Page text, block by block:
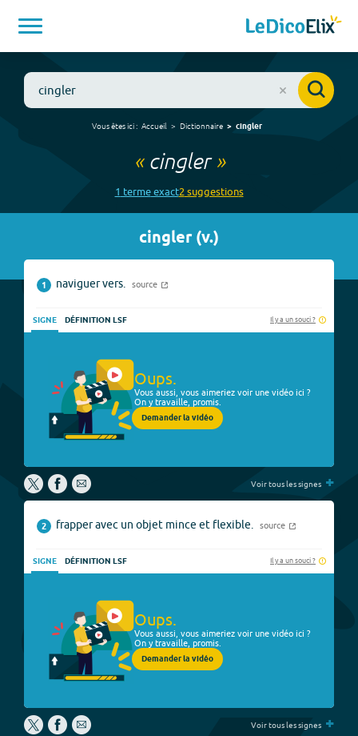
Vous êtes ici : Accueil Dictionnaire cingler
« cingler»
1 termeexact2 suggestions
cingler(v.)
1 naviguer vers. source
SIGNE DÉFINITION LSF Il y a un souci ?
Oups.
Vous aussi, vous aimeriez voir une vidéo ici ?
On y travaille, promis.
Demander la vidéo
Voir tous les signes +
2 frapper avec un objet mince et flexible. source
SIGNE DÉFINITION LSF Il y a un souci ?
Oups.
Vous aussi, vous aimeriez voir une vidéo ici ?
On y travaille, promis.
Demander la vidéo
Voir tous les signes +